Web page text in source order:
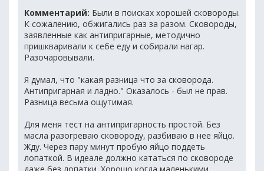
Комментарий: Были в поисках хорошей сковороды.
К сожалению, обжигались раз за разом. Сковороды,
заявленные как антипригарные, методично
пришкваривали к себе еду и собирали нагар.
Разочаровывали.
Я думал, что "какая разница что за сковорода.
Антипригарная и ладно." Оказалось - был не прав.
Разница весьма ощутимая.
Для меня тест на антипригарность простой. Без
масла разогреваю сковороду, разбиваю в нее яйцо.
Жду. Через пару минут пробую яйцо поддеть
лопаткой. В идеале должно кататься по сковороде